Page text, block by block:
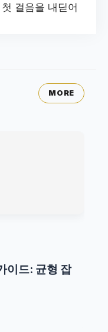
걸음을 내딛어
MORE
이드: 균형 잡